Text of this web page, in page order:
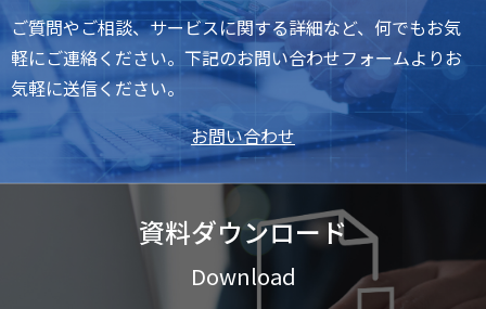
ご質問やご相談、サービスに関する詳細など、何でもお気
軽にご連絡ください。下記のお問い合わせフォームよりお
気軽に送信ください。
お問い合わせ
資料ダウンロード
Download